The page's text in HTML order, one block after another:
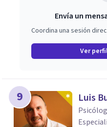
Envía un
Coordina una sesión
Ver
9 Luis